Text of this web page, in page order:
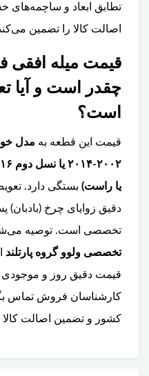
تطابق ابعاد و ساچمه‌های
اصالت کالا را تضمین
چقدر است و آیا
است؟
قیمت این قطعه به
یا راست) بستگی دارد.
دقیق زوایای چرخ
تخصصی است. توصیه
تخصصی ولوو گروه پارتلند
قیمت دقیق روز و
کارشناسان فروش تماس
کشور و تضمین اصالت کالا